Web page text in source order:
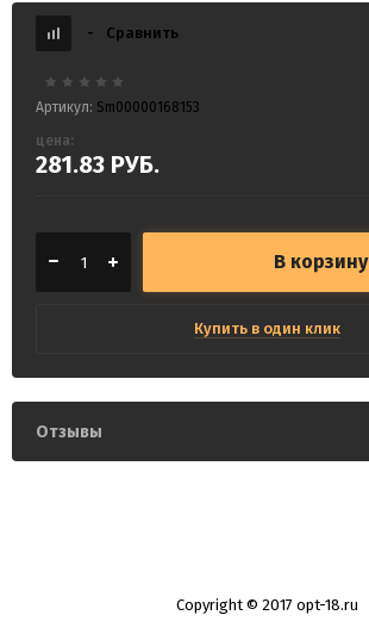
- Сравнить
Артикул: Sm00000168153
цена:
281.83 РУБ.
В корзину
Купить в один клик
Отзывы
Copyright © 2017 opt-18.ru